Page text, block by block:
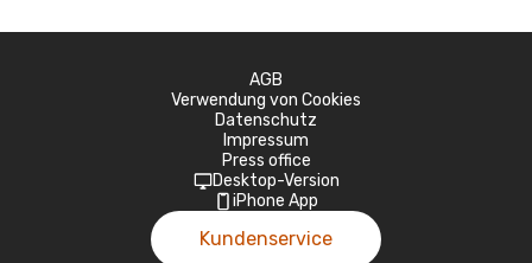
AGB
Verwendung von Cookies
Datenschutz
Impressum
Press office
Desktop-Version
iPhone App
Kundenservice